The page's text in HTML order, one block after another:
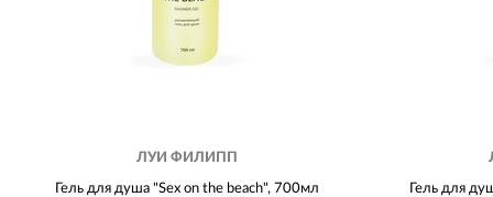
ЛУИ ФИЛИПП
Гель для душа "Sex on the beach", 700мл Гель для